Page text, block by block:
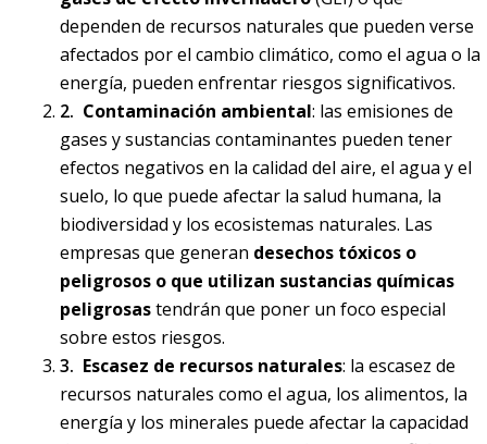
dependen de recursos naturales que pueden verse
afectados por el cambio climático, como el agua o la
energía, pueden enfrentar riesgos significativos.
Contaminación ambiental: las emisiones de
gases y sustancias contaminantes pueden tener
efectos negativos en la calidad del aire, el agua y el
suelo, lo que puede afectar la salud humana, la
biodiversidad y los ecosistemas naturales. Las
empresas que generan desechos tóxicos o
peligrosos o que utilizan sustancias químicas
peligrosastendrán que poner un foco especial
sobre estos riesgos.
Escasez de recursos naturales: la escasez de
recursos naturales como el agua, los alimentos, la
energía y los minerales puede afectar la capacidad